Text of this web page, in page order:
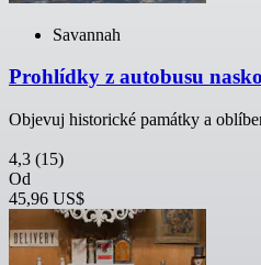
Savannah
Prohlídky z autobusu
Objevuj historické památky a
4,3 (15)
Od
45,96 US$